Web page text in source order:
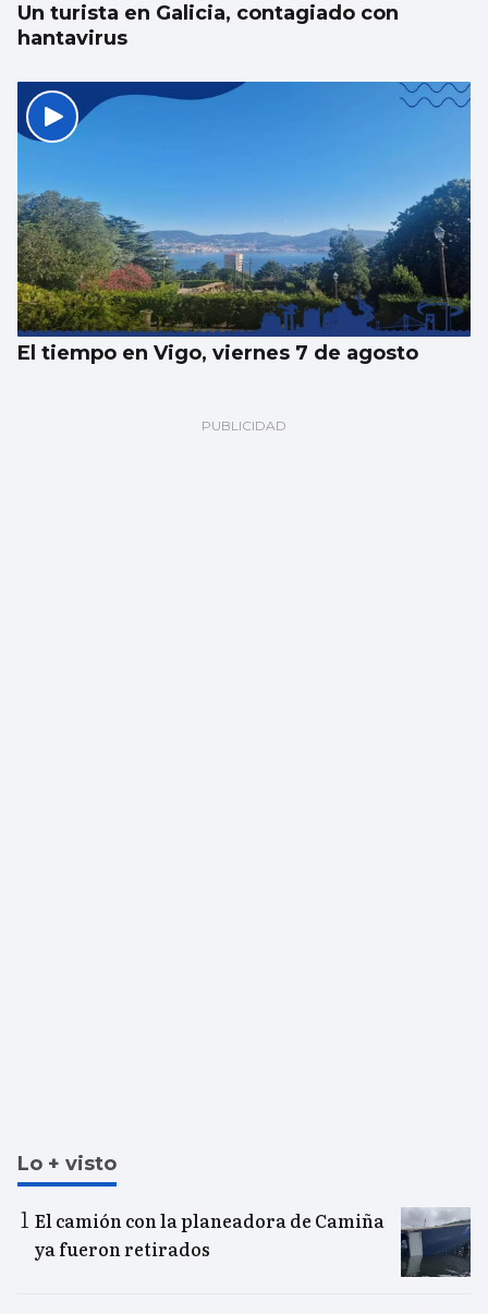
Un turista en Galicia, contagiado con
hantavirus
El tiempo en Vigo, viernes 7 de agosto
Lo + visto
El camión con la planeadora de Camiña
ya fueron retirados